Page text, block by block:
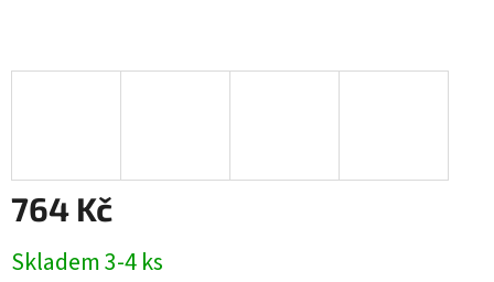
764 Kč
cena:
Skladem 3-4 ks